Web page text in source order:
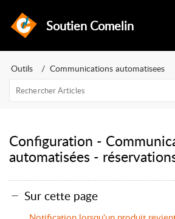
Soutien Comelin
Outils Communications automatisees
Configuration -
automatisées -
Sur cette page